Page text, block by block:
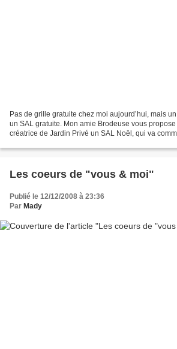
Pas de grille gratuite chez moi aujourd’hui, mais
un SAL gratuite. Mon amie Brodeuse vous
créatrice de Jardin Privé un SAL Noël, qui va
Les coeurs de "vous & moi"
Publié le 12/12/2008 à 23:36
Par Mady